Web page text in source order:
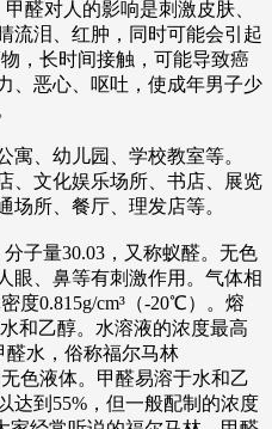
醛对人的影响是刺激皮肤、
流泪、红肿，同时可能会引起
，长时间接触，可能导致癌
、恶心、呕吐，使成年男子少
寓、幼儿园、学校教室等。
、文化娱乐场所、书店、展览
场所、餐厅、理发店等。
子量30.03，又称蚁醛。无色
眼、鼻等有刺激作用。气体相
度0.815g/cm³（-20℃）。熔
和乙醇。水溶液的浓度最高
醛水，俗称福尔马林
色液体。甲醛易溶于水和乙
达到55%，但一般配制的浓度